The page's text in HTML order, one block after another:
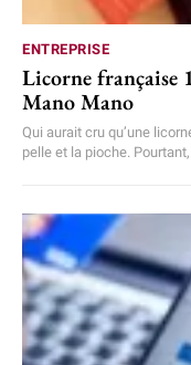
ENTREPRISE
Licorne française
Mano Mano
Qui aurait cru qu’une
pelle et la pioche. Pourtant,...